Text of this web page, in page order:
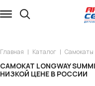
Главная Каталог Самокаты
САМОКАТ LONGWAY
НИЗКОЙ ЦЕНЕ В РОССИИ